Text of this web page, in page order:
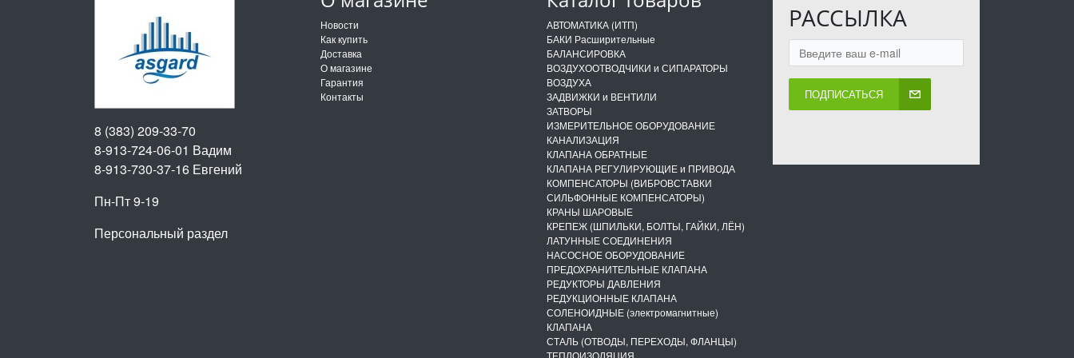
Новости
Как купить
Доставка
О магазине
Гарантия
Контакты
АВТОМАТИКА (ИТП)
БАКИ Расширительные
БАЛАНСИРОВКА
ВОЗДУХООТВОДЧИКИ и СИПАРАТОРЫ
ВОЗДУХА
ЗАДВИЖКИ и ВЕНТИЛИ
ЗАТВОРЫ
ИЗМЕРИТЕЛЬНОЕ ОБОРУДОВАНИЕ
КАНАЛИЗАЦИЯ
КЛАПАНА ОБРАТНЫЕ
КЛАПАНА РЕГУЛИРУЮЩИЕ и ПРИВОДА
КОМПЕНСАТОРЫ (ВИБРОВСТАВКИ
СИЛЬФОННЫЕ КОМПЕНСАТОРЫ)
КРАНЫ ШАРОВЫЕ
КРЕПЕЖ (ШПИЛЬКИ, БОЛТЫ, ГАЙКИ, ЛЁН)
ЛАТУННЫЕ СОЕДИНЕНИЯ
НАСОСНОЕ ОБОРУДОВАНИЕ
ПРЕДОХРАНИТЕЛЬНЫЕ КЛАПАНА
РЕДУКТОРЫ ДАВЛЕНИЯ
РЕДУКЦИОННЫЕ КЛАПАНА
СОЛЕНОИДНЫЕ (электромагнитные)
КЛАПАНА
СТАЛЬ (ОТВОДЫ, ПЕРЕХОДЫ, ФЛАНЦЫ)
ТЕПЛОИЗОЛЯЦИЯ
РАССЫЛКА
ПОДПИСАТЬСЯ
8 (383) 209-33-70
8-913-724-06-01 Вадим
8-913-730-37-16 Евгений
Пн-Пт 9-19
Персональный раздел